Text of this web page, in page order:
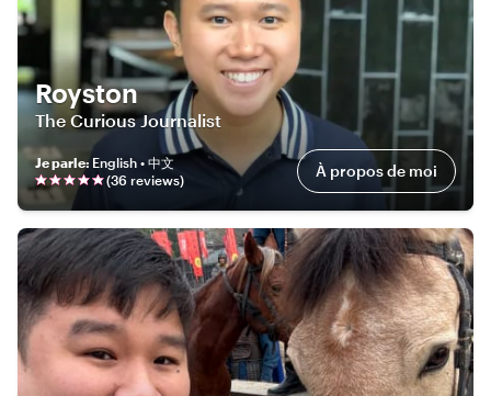
Royston
The Curious Journalist
Je parle: English • 中文
(36 reviews) À propos de moi